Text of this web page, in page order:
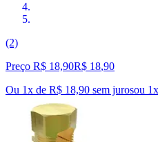
(2)
Preço R$ 18,90R$ 18,90
Ou 1x de R$ 18,90 sem jurosou 1